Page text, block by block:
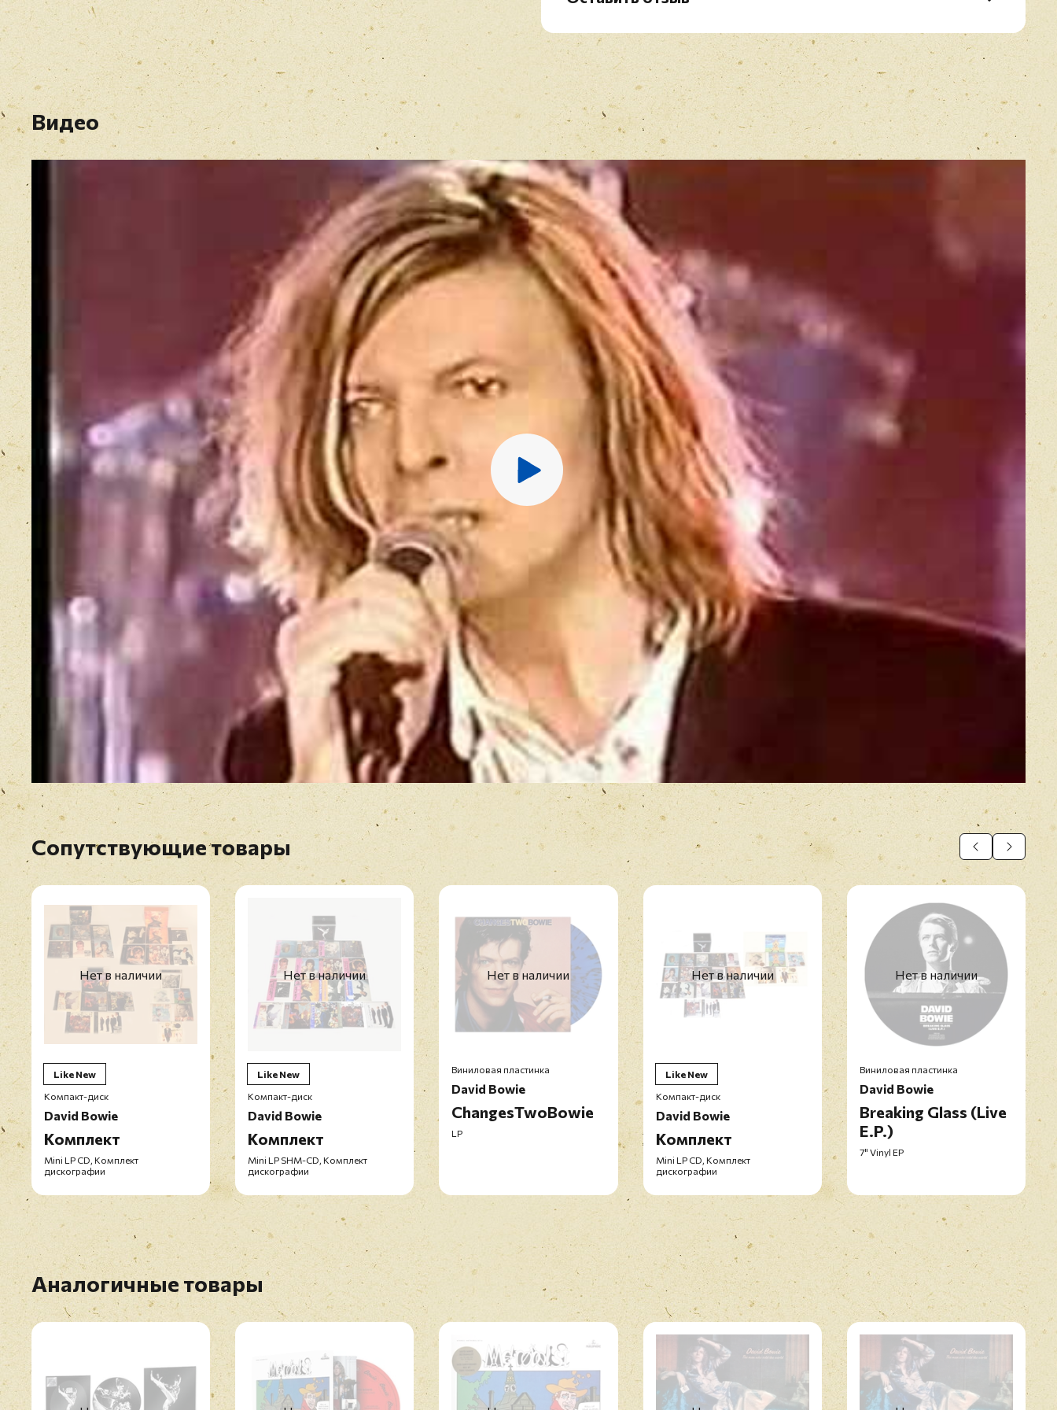
Имя E-mail *
Отзыв *
Прикрепить фото
Оставить отзыв
Перед публикацией отзывы проходят модерацию
Видео
Сопутствующие товары
Нет в наличии
Like New
Компакт-диск
David Bowie
Комплект
Mini LP CD, Комплект
дискографии
Нет в наличии
Like New
Компакт-диск
David Bowie
Комплект
Mini LP SHM-CD, Комплект
дискографии
Нет в наличии
Виниловая пластинка
David Bowie
ChangesTwoBowie
LP
Нет в наличии
Like New
Компакт-диск
David Bowie
Комплект
Mini LP CD, Комплект
дискографии
Нет в наличии
Виниловая пластинка
David Bowie
Breaking Glass (Live
E.P.)
7" Vinyl EP
Аналогичные товары